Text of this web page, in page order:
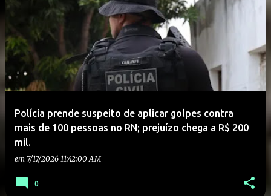
Polícia prende suspeito de aplicar golpes contra
mais de 100 pessoas no RN; prejuízo chega a R$ 200
mil.
em 7/17/2026 11:42:00 AM
0